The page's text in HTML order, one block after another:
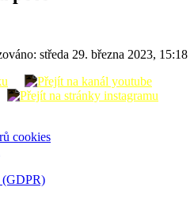
středa 29. března 2023, 15:18
cookies
(GDPR)